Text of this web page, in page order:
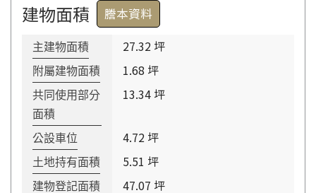
建物面積 謄本資料
主建物面積 27.32 坪
附屬建物面積 1.68 坪
共同使用部分
面積
13.34 坪
公設車位 4.72 坪
土地持有面積 5.51 坪
建物登記面積 47.07 坪